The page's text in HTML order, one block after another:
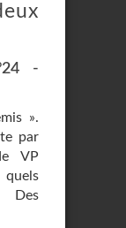
-
».
par
VP
Des